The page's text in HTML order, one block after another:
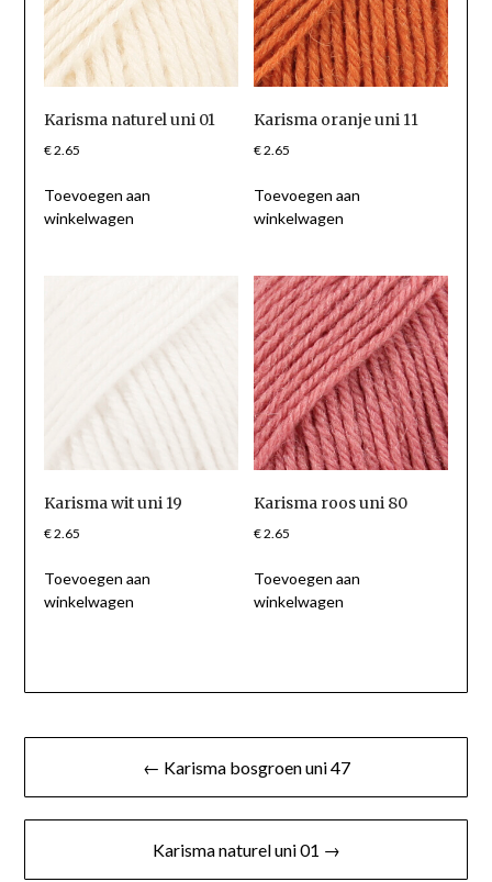
Karisma naturel uni 01
€2.65
Toevoegen aan
winkelwagen
Karisma oranje uni 11
€2.65
Toevoegen aan
winkelwagen
Karisma wit uni 19
€2.65
Toevoegen aan
winkelwagen
Karisma roos uni 80
€2.65
Toevoegen aan
winkelwagen
Berichtnavigatie
← Karisma bosgroen uni 47
Karisma naturel uni 01 →